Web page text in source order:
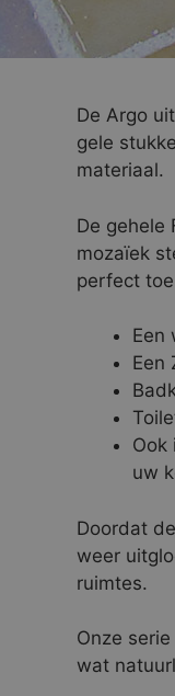
De Argo
gele
materiaal.
De gehele
mozaïek
perfect
Een
Een
Ook
uw
Doordat
weer
ruimtes.
Onze
wat